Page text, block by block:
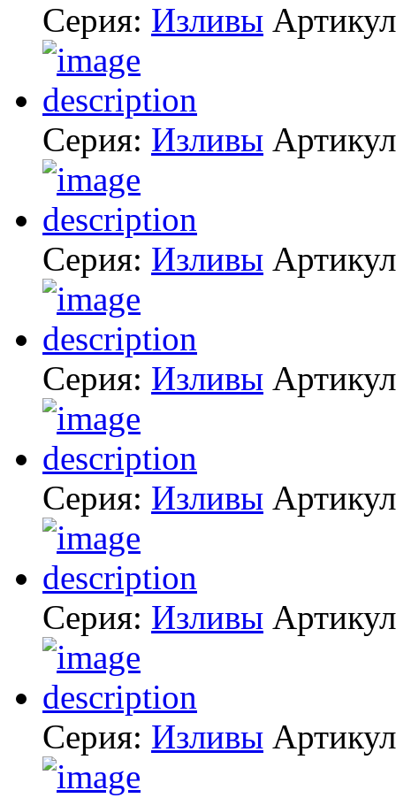
Серия: Изливы
Серия: Изливы
Серия: Изливы
Серия: Изливы
Серия: Изливы
Серия: Изливы
Серия: Изливы